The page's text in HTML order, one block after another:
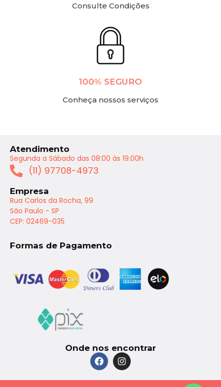
Consulte Condições
100% SEGURO
Conheça nossos serviços
Atendimento
Segunda a Sábado das 08:00 às 19:00h
(11) 97708-4973
Empresa
Rua Carlos da Rocha, 99
São Paulo - SP
CEP: 02469-035
Formas de Pagamento
Onde nos encontrar